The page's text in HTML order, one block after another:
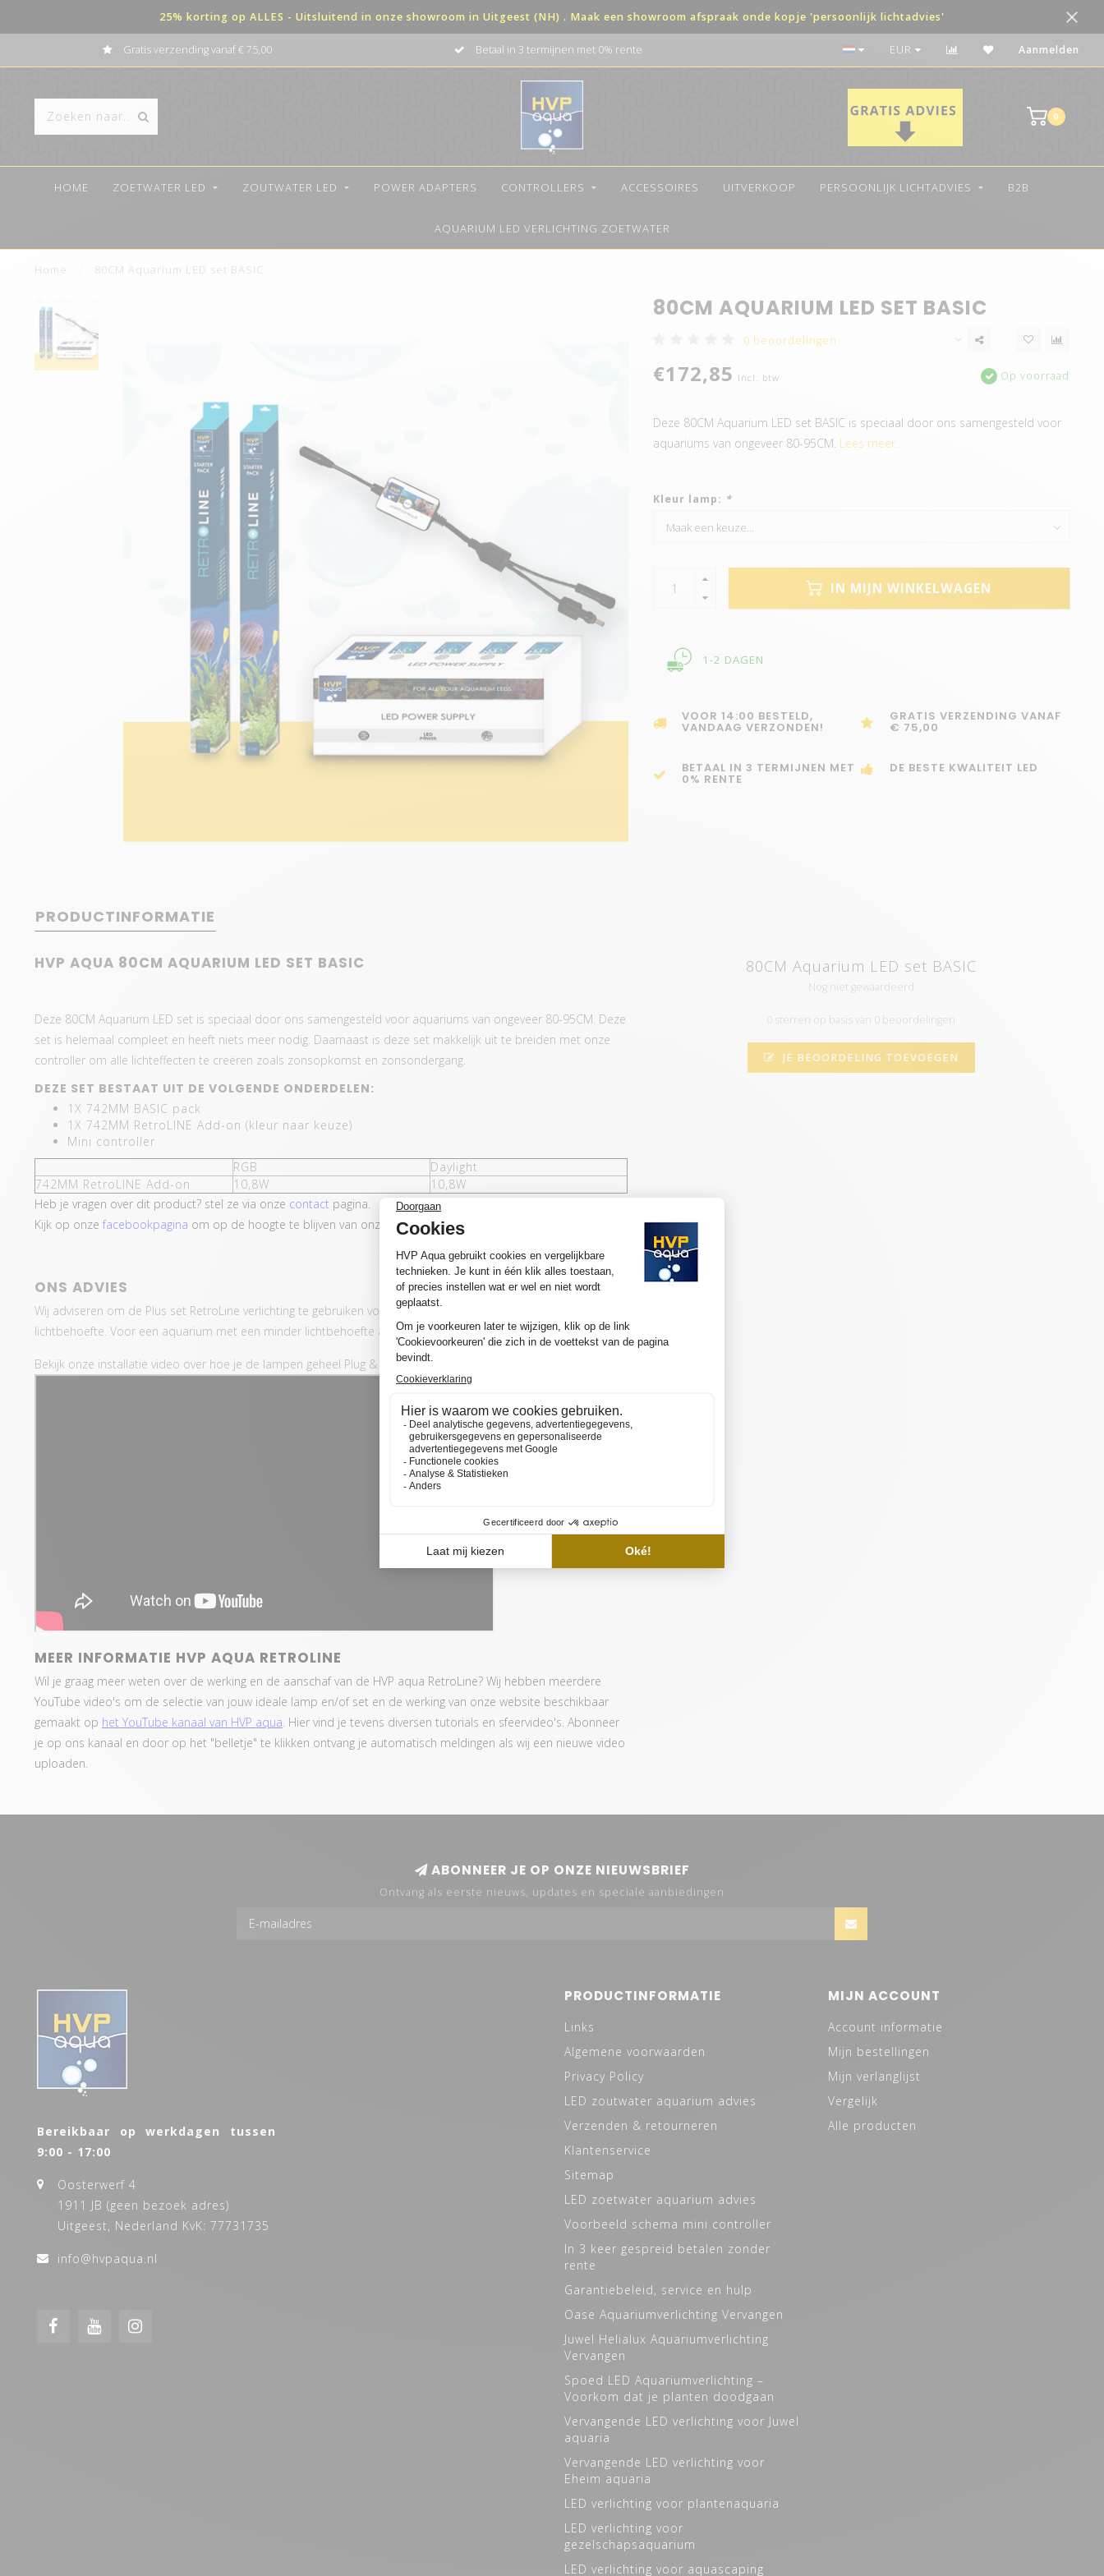
25% korting op ALLES - Uitsluitend in onze showroom in Uitgeest (NH) . Maak een showroom afspraak onde kopje 'persoonlijk lichtadvies'
verzending vanaf € 75,00 Betaal in 3 termijnen met 0% rente De beste kwaliteit LED Voor
EUR Aanmelden
0
HOME ZOETWATER LED ZOUTWATER LED POWER ADAPTERS CONTROLLERS ACCESSOIRES UITVERKOOP PERSOONLIJK LICHTADVIES B2B
AQUARIUM LED VERLICHTING ZOETWATER
Home 80CM Aquarium LED set BASIC
80CM AQUARIUM LED SET BASIC
0 beoordelingen
€172,85 Incl. btw Op voorraad
Deze 80CM Aquarium LED set BASIC is speciaal door ons samengesteld voor
aquariums van ongeveer 80-95CM. Lees meer..
Kleur lamp: *
IN MIJN WINKELWAGEN
1-2 DAGEN
VOOR 14:00 BESTELD,
VANDAAG VERZONDEN!
GRATIS VERZENDING VANAF
€ 75,00
BETAAL IN 3 TERMIJNEN MET
0% RENTE
DE BESTE KWALITEIT LED
PRODUCTINFORMATIE
HVP AQUA 80CM AQUARIUM LED SET BASIC
Deze 80CM Aquarium LED set is speciaal door ons samengesteld voor aquariums van ongeveer 80-95CM. Deze
set is helemaal compleet en heeft niets meer nodig. Daarnaast is deze set makkelijk uit te breiden met onze
controller om alle lichteffecten te creëren zoals zonsopkomst en zonsondergang.
DEZE SET BESTAAT UIT DE VOLGENDE ONDERDELEN:
1X 742MM BASIC pack
1X 742MM RetroLINE Add-on (kleur naar keuze)
Mini controller
RGB
Daylight
742MM RetroLINE Add-on
10,8W
10,8W
Heb je vragen over dit product? stel ze via onze contact pagina.
Kijk op onze facebookpagina om op de hoogte te blijven van onze ontwikkelingen
ONS ADVIES
Wij adviseren om de Plus set RetroLine verlichting te gebruiken voor aquaria met gemiddeld tot veel
lichtbehoefte. Voor een aquarium met een minder lichtbehoefte adviseren wij om voor de basic set te kiezen.
Bekijk onze installatie video over hoe je de lampen geheel Plug & play aansluit:
MEER INFORMATIE HVP AQUA RETROLINE
Wil je graag meer weten over de werking en de aanschaf van de HVP aqua RetroLine? Wij hebben meerdere
YouTube video's om de selectie van jouw ideale lamp en/of set en de werking van onze website beschikbaar
gemaakt op het YouTube kanaal van HVP aqua . Hier vind je tevens diversen tutorials en sfeervideo's. Abonneer
je op ons kanaal en door op het "belletje" te klikken ontvang je automatisch meldingen als wij een nieuwe video
uploaden.
80CM Aquarium LED set BASIC
Nog niet gewaardeerd
0 sterren op basis van 0 beoordelingen
JE BEOORDELING TOEVOEGEN
ABONNEER JE OP ONZE NIEUWSBRIEF
Ontvang als eerste nieuws, updates en speciale aanbiedingen
Bereikbaar op werkdagen tussen
9:00 - 17:00
Oosterwerf 4
1911 JB (geen bezoek adres)
Uitgeest, Nederland KvK: 77731735
info@hvpaqua.nl
PRODUCTINFORMATIE
Links
Algemene voorwaarden
Privacy Policy
LED zoutwater aquarium advies
Verzenden & retourneren
Klantenservice
Sitemap
LED zoetwater aquarium advies
Voorbeeld schema mini controller
In 3 keer gespreid betalen zonder
rente
Garantiebeleid, service en hulp
Oase Aquariumverlichting Vervangen
Juwel Helialux Aquariumverlichting
Vervangen
Spoed LED Aquariumverlichting –
Voorkom dat je planten doodgaan
Vervangende LED verlichting voor Juwel
aquaria
Vervangende LED verlichting voor
Eheim aquaria
LED verlichting voor plantenaquaria
LED verlichting voor
gezelschapsaquarium
LED verlichting voor aquascaping
MIJN ACCOUNT
Account informatie
Mijn bestellingen
Mijn verlanglijst
Vergelijk
Alle producten